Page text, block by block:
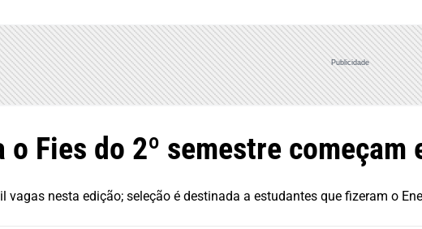
Publicidade
o Fies do 2º semestre começam
vagas nesta edição; seleção é destinada a estudantes que fizeram o